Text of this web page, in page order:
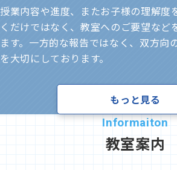
授業内容や進度、またお子様の理解度
くだけではなく、教室へのご要望など
ます。一方的な報告ではなく、双方向
を大切にしております。
もっと見る
教室案内